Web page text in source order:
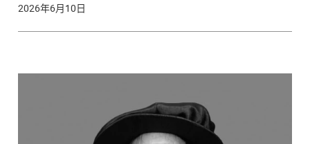
2026年6月10日